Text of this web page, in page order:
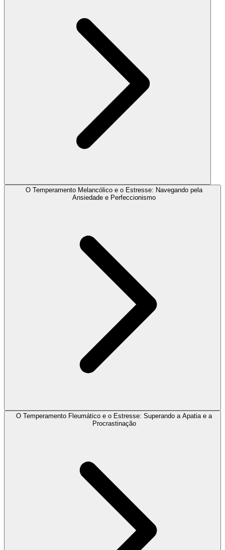
O Temperamento Melancólico e o Estresse: Navegando pela
Ansiedade e Perfeccionismo
O Temperamento Fleumático e o Estresse: Superando a Apatia e a
Procrastinação